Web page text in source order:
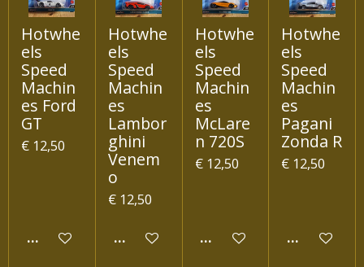
Hotwhe
els
Speed
Machin
es Ford
GT
€ 12,50
IN WINKELWAGEN
Hotwhe
els
Speed
Machin
es
Lambor
ghini
Venem
o
€ 12,50
IN WINKELWAGEN
Hotwhe
els
Speed
Machin
es
McLare
n 720S
€ 12,50
IN WINKELWAGEN
Hotwhe
els
Speed
Machin
es
Pagani
Zonda R
€ 12,50
IN